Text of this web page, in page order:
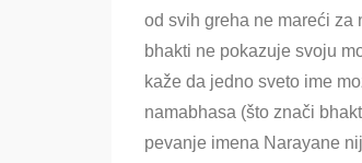
od svih greha ne mareći za
bhakti ne pokazuje svoju
kaže da jedno sveto ime
namabhasa (što znači
pevanje imena Narayane